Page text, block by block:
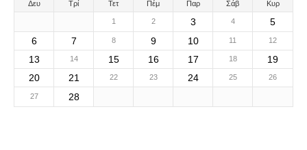
Δευ Τρί Τετ Πέμ Παρ Σάβ Κυρ
1 2 3 4
5
6
7 8 9 10 11 12
13 14 15 16 17 18
19
20
21 22 23 24 25 26
27 28